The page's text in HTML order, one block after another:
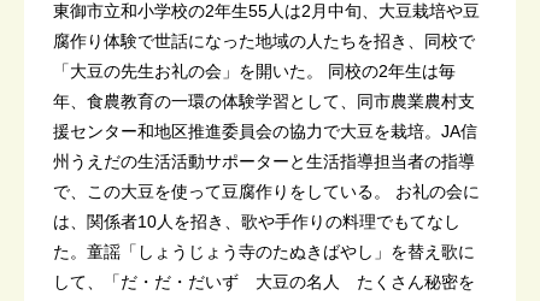
東御市立和小学校の2年生55人は2月中旬、大豆栽培や豆
腐作り体験で世話になった地域の人たちを招き、同校で
「大豆の先生お礼の会」を開いた。 同校の2年生は毎
年、食農教育の一環の体験学習として、同市農業農村支
援センター和地区推進委員会の協力で大豆を栽培。JA信
州うえだの生活活動サポーターと生活指導担当者の指導
で、この大豆を使って豆腐作りをしている。 お礼の会に
は、関係者10人を招き、歌や手作りの料理でもてなし
た。童謡「しょうじょう寺のたぬきばやし」を替え歌に
して、「だ・だ・だいず 大豆の名人 たくさん秘密を